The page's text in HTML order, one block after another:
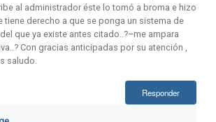
al administrador éste lo tomó a broma e hizo
tiene derecho a que se ponga un sistema de
que ya existe antes citado..?–me ampara
Con gracias anticipadas por su atención ,
saludo.
Responder